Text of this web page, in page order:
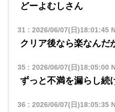
どーよむしさん
31 : 2026/06/07(日)18:01:45
クリア後なら楽なんだ
35: 2026/06/07(日)18:05:00
ずっと不満を漏らし続
36 : 2026/06/07(日)18:05:35